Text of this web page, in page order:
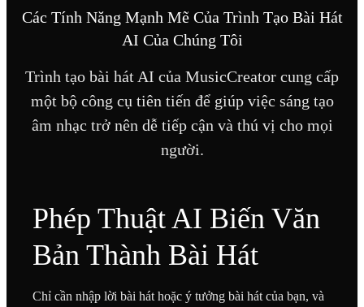
Các Tính Năng Mạnh Mẽ Của Trình Tạo Bài Hát
AI Của Chúng Tôi
Trình tạo bài hát AI của MusicCreator cung cấp
một bộ công cụ tiên tiến để giúp việc sáng tạo
âm nhạc trở nên dễ tiếp cận và thú vị cho mọi
người.
Phép Thuật AI Biến Văn
Bản Thành Bài Hát
Chỉ cần nhập lời bài hát hoặc ý tưởng bài hát của bạn, và